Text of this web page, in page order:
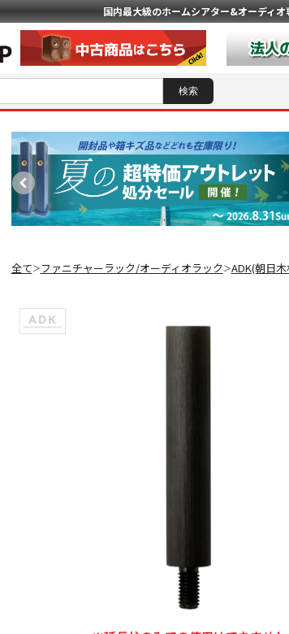
国内最大級のホームシアター&オーディオ
全て＞ファニチャーラック/オーディオラック＞ADK(朝日